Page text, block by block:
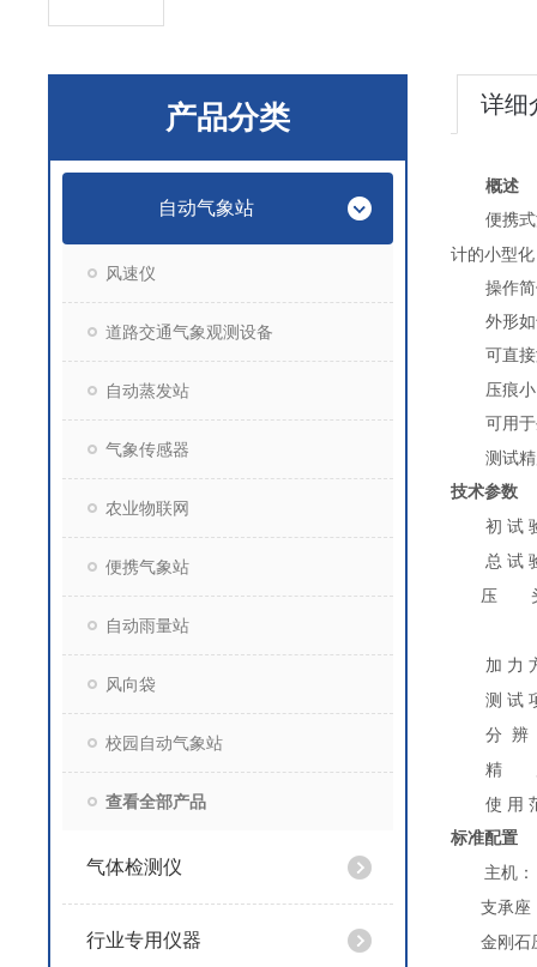
产品分类
自动气象站
风速仪
道路交通气象观测设备
自动蒸发站
气象传感器
农业物联网
便携气象站
自动雨量站
风向袋
校园自动气象站
查看全部产品
气体检测仪
行业专用仪器
详细
概述
便携
计的小型
操作
外形
可直
压痕
可用
测试
技术参数
初 试
总 试
压
加 力
测 试
分 辨
精
使 用
标准配置
主机：
支承座
金刚石